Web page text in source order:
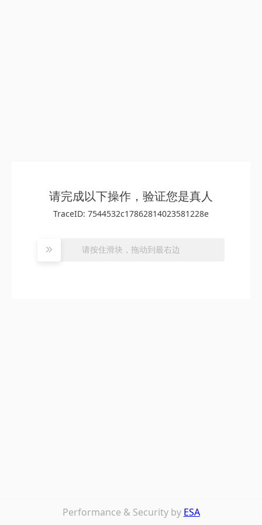
请完成以下操作，验证您是真人
TraceID: 7544532c17862814023581228e
请按住滑块，拖动到最右边
Performance & Security by ESA